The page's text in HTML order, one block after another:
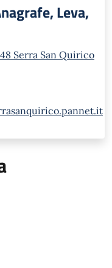
Leva,
Serra San Quirico